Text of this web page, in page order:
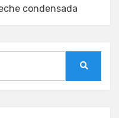
condensada